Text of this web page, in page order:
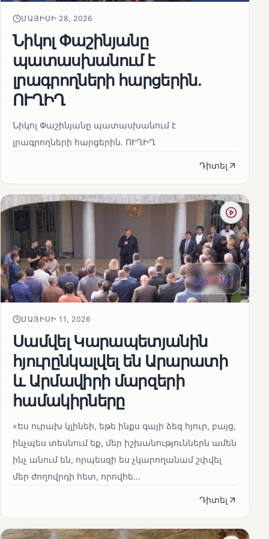
ՄԱՅԻՍԻ 28, 2026
Նիկոլ Փաշինյանը
պատասխանում է
լրագրողների հարցերին․
ՈՒՂԻՂ
Նիկոլ Փաշինյանը պատասխանում է
լրագրողների հարցերին․ ՈՒՂԻՂ
Դիտել
ՄԱՅԻՍԻ 11, 2026
Սամվել Կարապետյանին
հյուրընկալվել են Արարատի
և Արմավիրի մարզերի
համակիրները
«Ես ուրախ կլինեի, եթե ինքս գայի ձեզ հյուր, բայց,
ինչպես տեսնում եք, մեր իշխանություններն ամեն
ինչ անում են, որպեսզի ես չկարողանամ շփվել
մեր ժողովրդի հետ, որովհե...
Դիտել